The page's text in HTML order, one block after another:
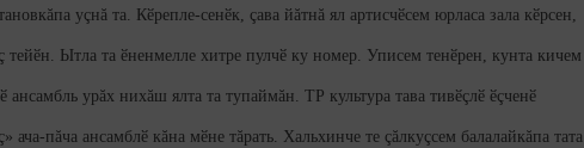
уçнă та. Кӗрепле-сенӗк, çава йăтнă ял артисчӗсем юрласа зала кӗрсен,
тейӗн. Ытла та ӗненмелле хитре пулчӗ ку номер. Уписем тенӗрен, кунта кичем
урăх нихăш ялта та тупаймăн. ТР культура тава тивӗçлӗ ӗçченӗ
пăча ансамблӗ кăна мӗне тăрать. Хальхинче те çăлкуçсем балалайкăпа тата